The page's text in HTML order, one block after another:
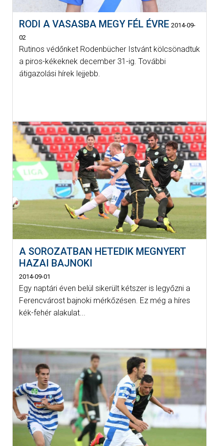
RODI A VASASBA MEGY FÉL ÉVRE 2014-09-
02
Rutinos védőnket Rodenbücher Istvánt kölcsönadtuk
a piros-kékeknek december 31-ig. További
átigazolási hírek lejjebb.
A SOROZATBAN HETEDIK MEGNYERT
HAZAI BAJNOKI
2014-09-01
Egy naptári éven belül sikerült kétszer is legyőzni a
Ferencvárost bajnoki mérkőzésen. Ez még a híres
kék-fehér alakulat...